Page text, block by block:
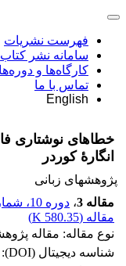
فهرست نشریات
سامانه نشر کتاب
کارگاه‌ها و
تماس با ما
English
خطاهای نوشتاری
انگارۀ کوردر
پژوهشهای زبانی
مقاله 3
، دوره 10، شماره 2
مقاله (580.35 K
)
نوع مقاله: مقاله
شناسه دیجیتال (DOI):